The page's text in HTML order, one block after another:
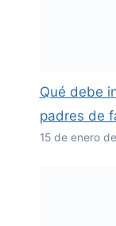
Qué debe
padres de
15 de enero